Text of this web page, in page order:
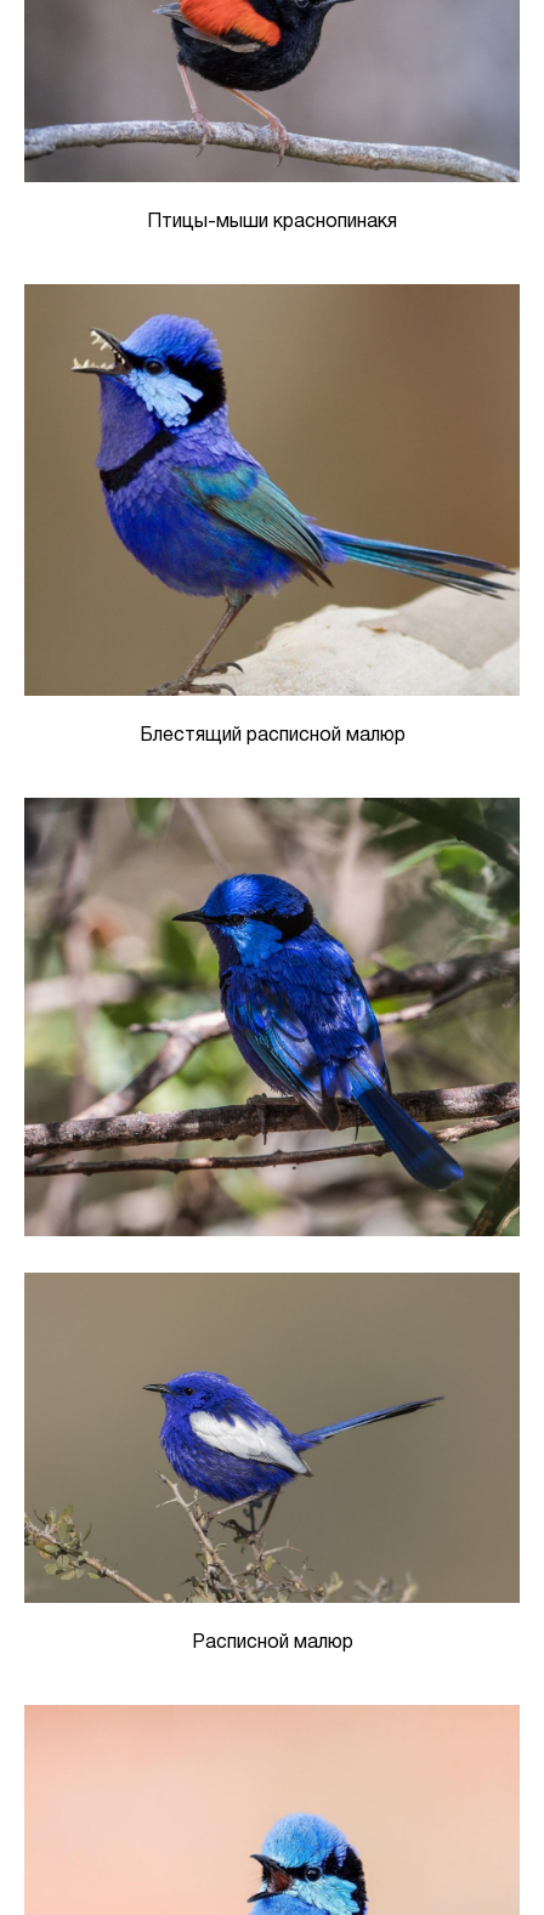
Птицы-мыши краснопинакя
Блестящий расписной малюр
Расписной малюр